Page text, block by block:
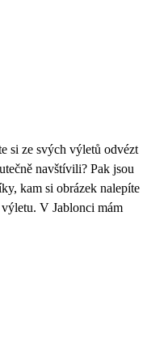
si ze svých výletů odvézt
navštívili? Pak jsou
kam si obrázek nalepíte
V Jablonci mám